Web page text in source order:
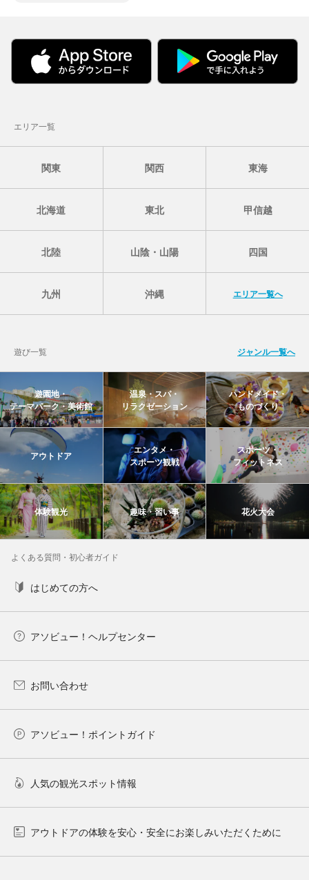
エリア一覧
関東 関西 東海
北海道 東北 甲信越
北陸 山陰・山陽 四国
九州 沖縄 エリア一覧へ
遊び一覧 ジャンル一覧へ
遊園地・
テーマパーク・美術館
温泉・スパ・
リラクゼーション
ハンドメイド・
ものづくり
アウトドア
エンタメ・
スポーツ観戦
スポーツ・
フィットネス
体験観光 趣味・習い事 花火大会
よくある質問・初心者ガイド
はじめての方へ
アソビュー！ヘルプセンター
お問い合わせ
アソビュー！ポイントガイド
人気の観光スポット情報
アウトドアの体験を安心・安全にお楽しみいただくために